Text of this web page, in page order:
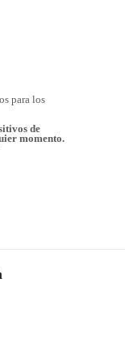
para los
de
momento.